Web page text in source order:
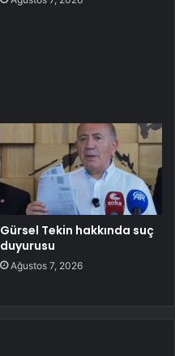
Gürsel Tekin hakkında suç
duyurusu
Ağustos 7, 2026